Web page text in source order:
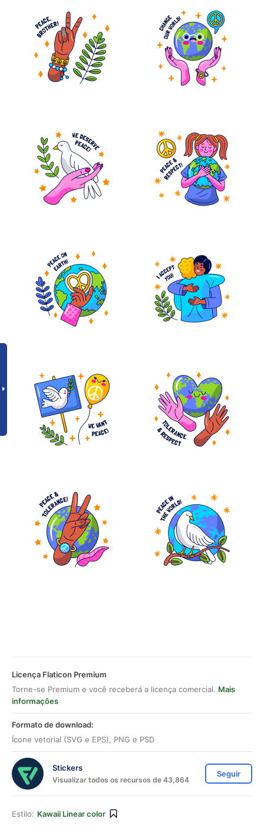
Licença Flaticon Premium
Torne-se Premium e você receberá a licença comercial. Mais
informações
Formato de download:
Ícone vetorial (SVG e EPS), PNG e PSD
Stickers
Visualizar todos os recursos de 43,864
Seguir
Estilo: Kawaii Linear color